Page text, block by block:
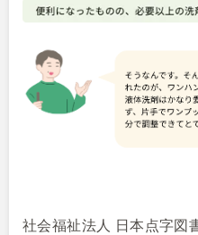
社会福祉法人 日本点字図